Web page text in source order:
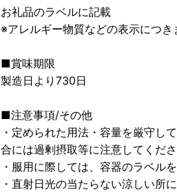
お礼品のラベルに記載
※アレルギー物質などの表示につき
■賞味期限
製造日より730日
■注意事項/その他
・定められた用法・容量を厳守し
合には過剰摂取等に注意してくださ
・服用に際しては、容器のラベル
・直射日光の当たらない涼しい所